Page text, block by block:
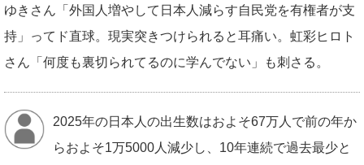
ゆきさん「外国人増やして日本人減らす自民党を有権者が支
持」ってド直球。現実突きつけられると耳痛い。虹彩ヒロト
さん「何度も裏切られてるのに学んでない」も刺さる。
2025年の日本人の出生数はおよそ67万人で前の年か
らおよそ1万5000人減少し、10年連続で過去最少と